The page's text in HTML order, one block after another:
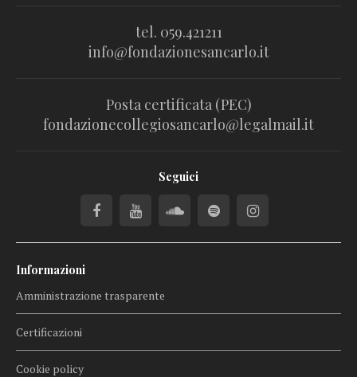
tel. 059.421211
info@fondazionesancarlo.it
Posta certificata (PEC)
fondazionecollegiosancarlo@legalmail.it
Seguici
Informazioni
Amministrazione trasparente
Certificazioni
Cookie policy